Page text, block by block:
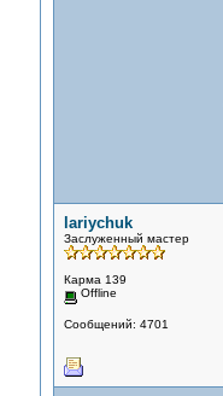
lariychuk
Заслуженный мастер
Карма 139
Offline
Сообщений: 4701